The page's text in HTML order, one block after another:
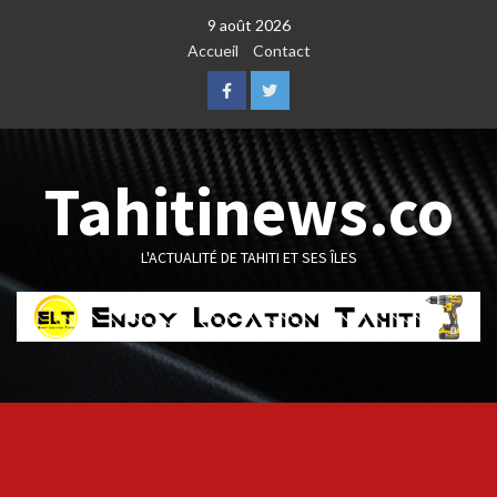
9 août 2026
Accueil
Contact
FacebookTwitter
Tahitinews.co
L'ACTUALITÉ DE TAHITI ET SES ÎLES